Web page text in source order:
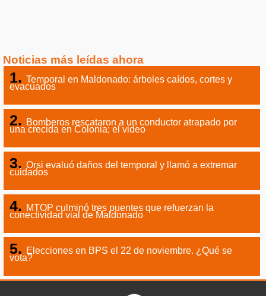
Noticias más leídas ahora
Temporal en Maldonado: árboles caídos, cortes y
evacuados
Bomberos rescataron a un conductor atrapado por
una crecida en Colonia; el video
Orsi evaluó daños del temporal y llamó a extremar
cuidados
MTOP culminó tres puentes que refuerzan la
conectividad vial de Maldonado
Elecciones en BPS el 22 de noviembre. ¿Qué se
vota?